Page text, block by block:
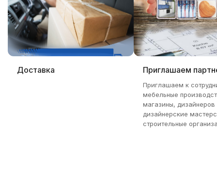
Доставка Приглашаем
Приглашаем к
мебельные
магазины, дизайнеров
дизайнерские
строительные